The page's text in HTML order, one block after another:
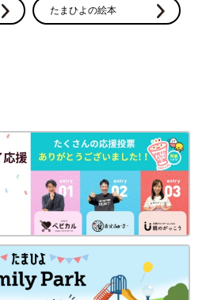
たまひよの絵本